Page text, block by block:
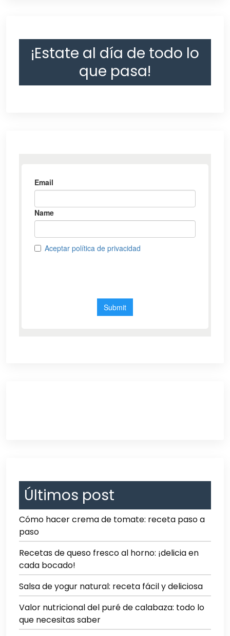
¡Estate al día de todo lo
que pasa!
Últimos post
Cómo hacer crema de tomate: receta paso a
paso
Recetas de queso fresco al horno: ¡delicia en
cada bocado!
Salsa de yogur natural: receta fácil y deliciosa
Valor nutricional del puré de calabaza: todo lo
que necesitas saber